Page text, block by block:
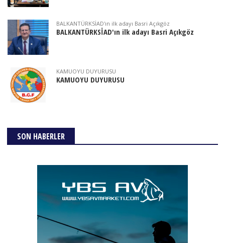
BALKANTÜRKSİAD'ın ilk adayı Basri Açıkgöz
BALKANTÜRKSİAD'ın ilk adayı Basri Açıkgöz
KAMUOYU DUYURUSU
KAMUOYU DUYURUSU
SON HABERLER